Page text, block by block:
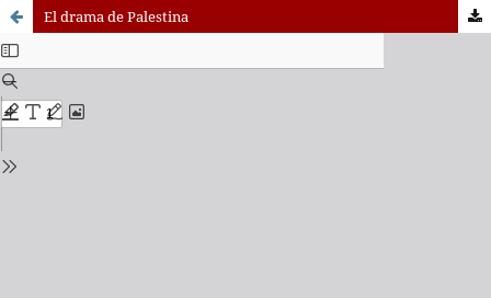
El drama de Palestina